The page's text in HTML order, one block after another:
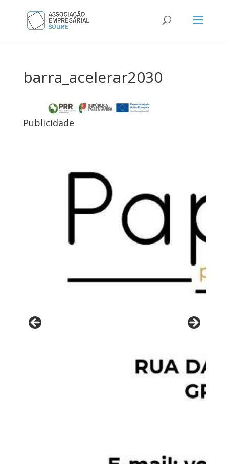
barra_acelerar2030
Publicidade